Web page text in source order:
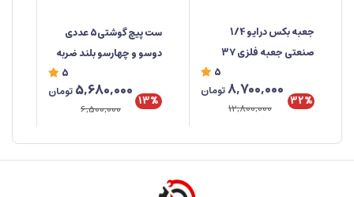
جعبه‌ بکس درایو 1/4
صنعتی جعبه فلزی ۳۷
5
32%
8,700,000تومان
12,800,000
ست پیچ گوشتی5 عددی
دوسو و چهارسو بلند ضربه
خور برند راهسول ساخت
تایوان
5
13%
5,680,000تومان
6,500,000